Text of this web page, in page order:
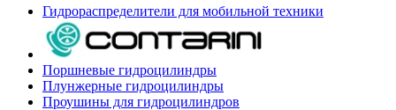
Гидрораспределители для мобильной техники
Поршневые гидроцилиндры
Плунжерные гидроцилиндры
Проушины для гидроцилиндров